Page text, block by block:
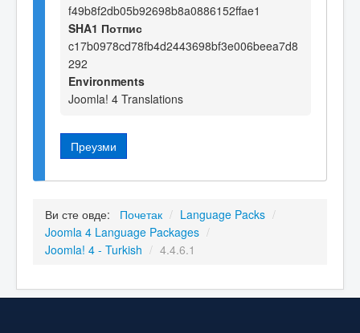
f49b8f2db05b92698b8a0886152ffae1
SHA1 Потпис
c17b0978cd78fb4d2443698bf3e006beea7d8
292
Environments
Joomla! 4 Translations
Преузми
Ви сте овде: Почетак / Language Packs /
Joomla 4 Language Packages /
Joomla! 4 - Turkish / 4.4.6.1